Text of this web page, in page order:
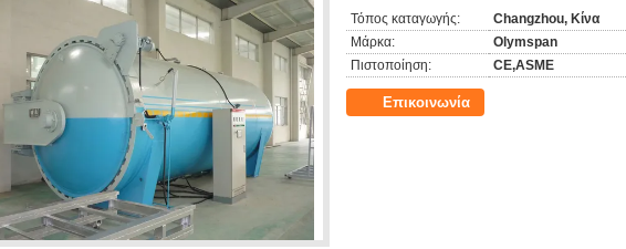
Τόπος καταγωγής:
Changzhou, Κίνα
Μάρκα:
Olymspan
Πιστοποίηση:
CE,ASME
Επικοινωνία